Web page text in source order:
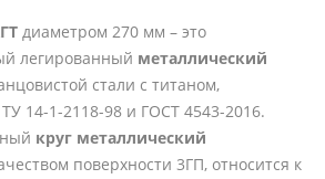
диаметром 270 мм – это
легированный металлический
стали с титаном,
14-1-2118-98 и ГОСТ 4543-2016.
круг металлический
поверхности 3ГП, относится к